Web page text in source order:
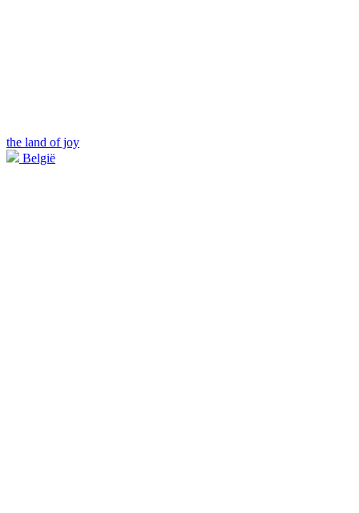
the land of joy
België